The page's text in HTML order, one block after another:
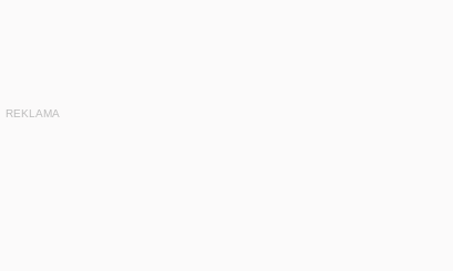
REKLAMA